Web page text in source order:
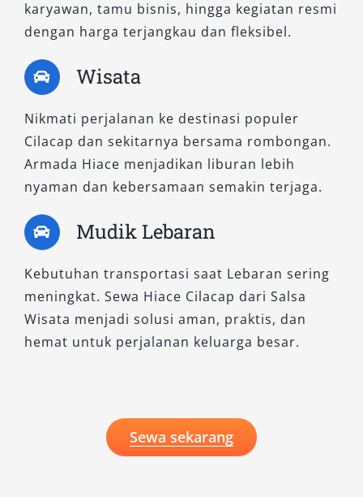
karyawan, tamu bisnis, hingga kegiatan resmi
dengan harga terjangkau dan fleksibel.
Wisata
Nikmati perjalanan ke destinasi populer
Cilacap dan sekitarnya bersama rombongan.
Armada Hiace menjadikan liburan lebih
nyaman dan kebersamaan semakin terjaga.
Mudik Lebaran
Kebutuhan transportasi saat Lebaran sering
meningkat. Sewa Hiace Cilacap dari Salsa
Wisata menjadi solusi aman, praktis, dan
hemat untuk perjalanan keluarga besar.
Sewa sekarang